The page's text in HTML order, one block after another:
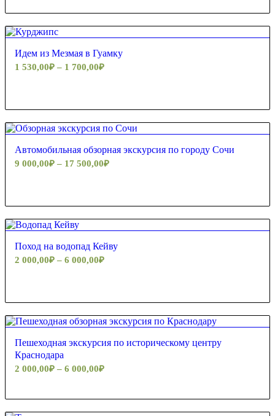
Идем из Мезмая в Гуамку
1 530,00₽ – 1 700,00₽
5.00
Автомобильная обзорная экскурсия по городу Сочи
9 000,00₽ – 17 500,00₽
5.00
Поход на водопад Кейву
2 000,00₽ – 6 000,00₽
5.00
Пешеходная экскурсия по историческому центру
Краснодара
2 000,00₽ – 6 000,00₽